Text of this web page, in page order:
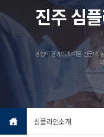
진주 심
경험이 결과의 차이를 만든다.
심플라인소개